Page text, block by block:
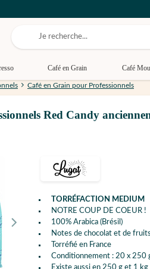
Café en Grain Café
Café en Grain pour Professionnels
Red Candy
TORRÉFACTION MEDIUM
NOTRE COUP DE COEUR !
100% Arabica (Brésil)
Notes de chocolat et de
Torréfié en France
Conditionnement : 20 x 250